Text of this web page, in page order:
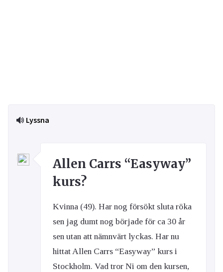
Lyssna
Allen Carrs “Easyway”
kurs?
Kvinna (49). Har nog försökt sluta röka
sen jag dumt nog började för ca 30 år
sen utan att nämnvärt lyckas. Har nu
hittat Allen Carrs “Easyway” kurs i
Stockholm. Vad tror Ni om den kursen,